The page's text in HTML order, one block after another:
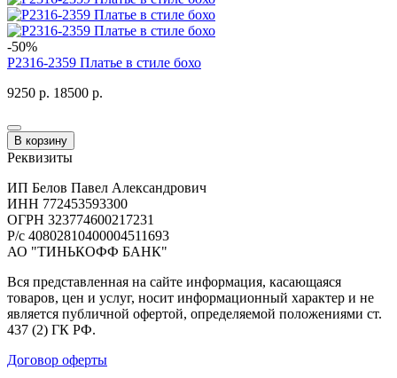
-50%
P2316-2359 Платье в стиле бохо
9250 р. 18500 р.
В корзину
Реквизиты
ИП Белов Павел Александрович
ИНН 772453593300
ОГРН 323774600217231
Р/с 40802810400004511693
АО "ТИНЬКОФФ БАНК"
Вся представленная на сайте информация, касающаяся
товаров, цен и услуг, носит информационный характер и не
является публичной офертой, определяемой положениями ст.
437 (2) ГК РФ.
Договор оферты